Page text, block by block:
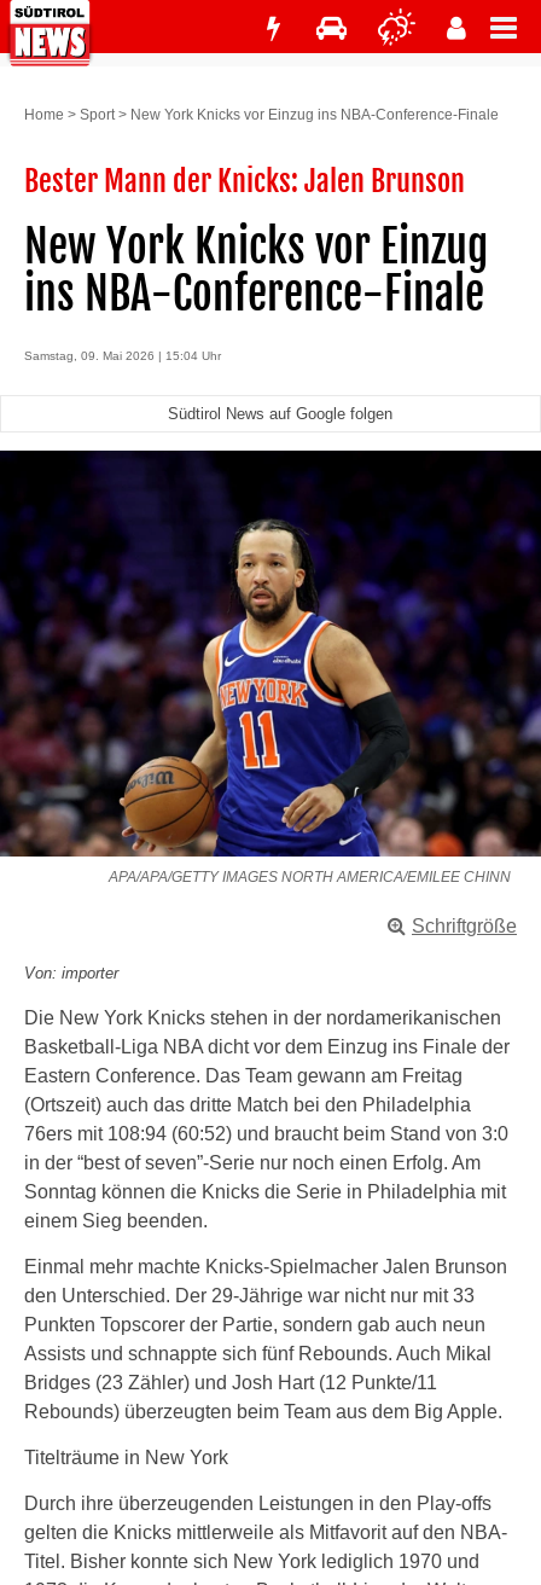
Home > Sport> New York Knicks vor Einzug ins NBA-Conference-Finale
Bester Mann der Knicks: Jalen Brunson
New York Knicks vor Einzug
ins NBA-Conference-Finale
Samstag, 09. Mai 2026 | 15:04 Uhr
Südtirol News auf Google folgen
APA/APA/GETTY IMAGES NORTH AMERICA/EMILEE CHINN
Schriftgröße
Von: importer
Die New York Knicks stehen in der nordamerikanischen
Basketball-Liga NBA dicht vor dem Einzug ins Finale der
Eastern Conference. Das Team gewann am Freitag
(Ortszeit) auch das dritte Match bei den Philadelphia
76ers mit 108:94 (60:52) und braucht beim Stand von 3:0
in der “best of seven”-Serie nur noch einen Erfolg. Am
Sonntag können die Knicks die Serie in Philadelphia mit
einem Sieg beenden.
Einmal mehr machte Knicks-Spielmacher Jalen Brunson
den Unterschied. Der 29-Jährige war nicht nur mit 33
Punkten Topscorer der Partie, sondern gab auch neun
Assists und schnappte sich fünf Rebounds. Auch Mikal
Bridges (23 Zähler) und Josh Hart (12 Punkte/11
Rebounds) überzeugten beim Team aus dem Big Apple.
Titelträume in New York
Durch ihre überzeugenden Leistungen in den Play-offs
gelten die Knicks mittlerweile als Mitfavorit auf den NBA-
Titel. Bisher konnte sich New York lediglich 1970 und